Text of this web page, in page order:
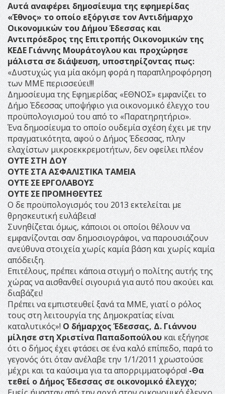
Αυτά αναφέρει δημοσίευμα της εφημερίδας
«Έθνος» το οποίο εξόργισε τον Αντιδήμαρχο
Οικονομικών του Δήμου Έδεσσας και
Αντιπρόεδρος της Επιτροπής Οικονομικών της
ΚΕΔΕ Γιάννης Μουράτογλου και προχώρησε
μάλιστα σε διάψευση, υποστηρίζοντας πως:
«Δυστυχώς για μία ακόμη φορά η παραπληροφόρηση
των ΜΜΕ περισσεύει!!!
Δημοσίευμα της Εφημερίδας «ΕΘΝΟΣ» εμφανίζει το
Δήμο Έδεσσας υποψήφιο για οικονομικό έλεγχο του
προϋπολογισμού του από το «Παρατηρητήριο».
Ένα δημοσίευμα το οποίο ουδεμία σχέση έχει με την
πραγματικότητα, αφού ο Δήμος Έδεσσας, πλην
ελαχίστων μικροεκκρεμοτήτων, δεν οφείλει πλέον
ΟΥΤΕ ΣΤΗ ΔΟΥ
ΟΥΤΕ ΣΤΑ ΑΣΦΑΛΙΣΤΙΚΑ ΤΑΜΕΙΑ
ΟΥΤΕ ΣΕ ΕΡΓΟΛΑΒΟΥΣ
ΟΥΤΕ ΣΕ ΠΡΟΜΗΘΕΥΤΕΣ
Ο δε προϋπολογισμός του 2013 εκτελείται με
θρησκευτική ευλάβεια!
Συνηθίζεται όμως, κάποιοι οι οποίοι θέλουν να
εμφανίζονται σαν δημοσιογράφοι, να παρουσιάζουν
ανεύθυνα στοιχεία χωρίς καμία βάση και χωρίς καμία
απόδειξη.
Επιτέλους, πρέπει κάποια στιγμή ο πολίτης αυτής της
χώρας να αισθανθεί σιγουριά για αυτό που ακούει και
διαβάζει!
Πρέπει να εμπιστευθεί ξανά τα ΜΜΕ, γιατί ο ρόλος
τους στη λειτουργία της Δημοκρατίας είναι
καταλυτικός»! Ο δήμαρχος Έδεσσας, Δ. Γιάννου
μίλησε στη Χριστίνα Παπαδοπούλουκαι εξήγησε
ότι ο δήμος έχει φτάσει σε ένα καλό επίπεδο, παρά το
γεγονός ότι όταν ανέλαβε την 1/1/2011 χρωστούσε
μέχρι και τα καύσιμα για τα απορριμματοφόρα! -Θα
τεθεί ο Δήμος Έδεσσας σε οικονομικό έλεγχο;